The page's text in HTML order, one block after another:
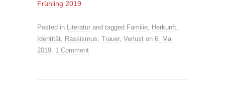
Frühling 2019
Posted in Literatur and tagged Familie, Herkunft,
Identität, Rassismus, Trauer, Verlust on 6. Mai
2019. 1 Comment